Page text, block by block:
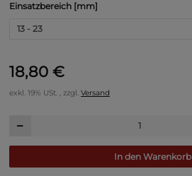
Einsatzbereich [mm]
13 - 23
18,80 €
exkl. 19% USt. , zzgl. Versand
In den Warenkorb